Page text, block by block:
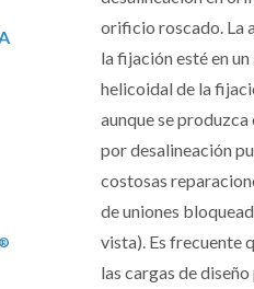
orificio roscado. La
la fijación esté en
helicoidal de la
aunque se
por desalineación
costosas
de uniones
vista). Es frecuente
las cargas de
®